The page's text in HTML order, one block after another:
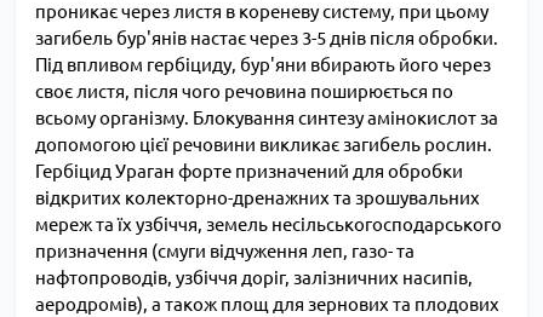
проникає через листя в кореневу систему, при цьому
загибель бур'янів настає через 3-5 днів після обробки.
Під впливом гербіциду, бур'яни вбирають його через
своє листя, після чого речовина поширюється по
всьому організму. Блокування синтезу амінокислот за
допомогою цієї речовини викликає загибель рослин.
Гербіцид Ураган форте призначений для обробки
відкритих колекторно-дренажних та зрошувальних
мереж та їх узбіччя, земель несільськогосподарського
призначення (смуги відчуження леп, газо- та
нафтопроводів, узбіччя доріг, залізничних насипів,
аеродромів), а також площ для зернових та плодових